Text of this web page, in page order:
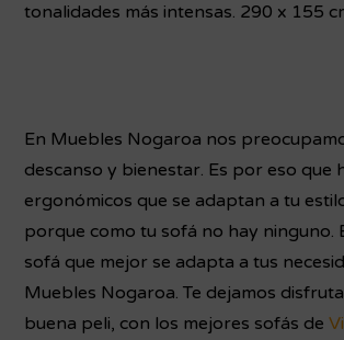
tonalidades más intensas. 290 x 155
En Muebles Nogaroa nos
descanso y bienestar. Es por eso que
ergonómicos que se adaptan a tu
porque como tu sofá no hay ninguno.
sofá que mejor se adapta a tus
Muebles Nogaroa.Te dejamos
buena peli, con los mejores sofás de